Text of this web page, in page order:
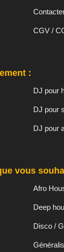
CGV /
:
DJ pour
DJ pour
DJ pour
vous
Afro
Deep
Disco /